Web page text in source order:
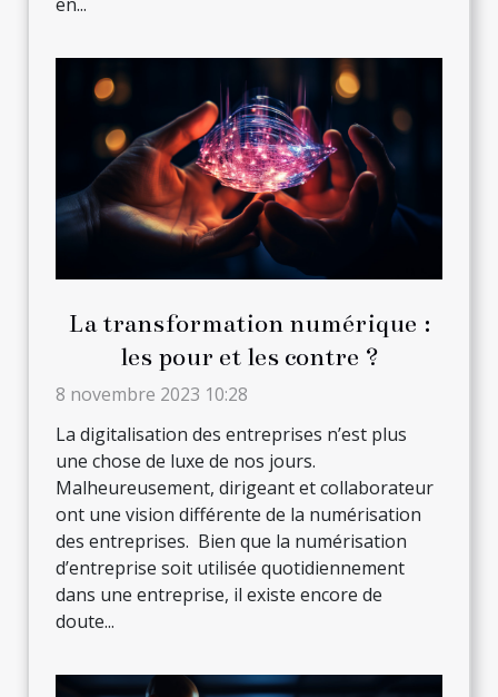
La transformation numérique :
les pour et les contre ?
8 novembre 2023 10:28
La digitalisation des entreprises n’est plus
une chose de luxe de nos jours.
Malheureusement, dirigeant et collaborateur
ont une vision différente de la numérisation
des entreprises. Bien que la numérisation
d’entreprise soit utilisée quotidiennement
dans une entreprise, il existe encore de
doute...